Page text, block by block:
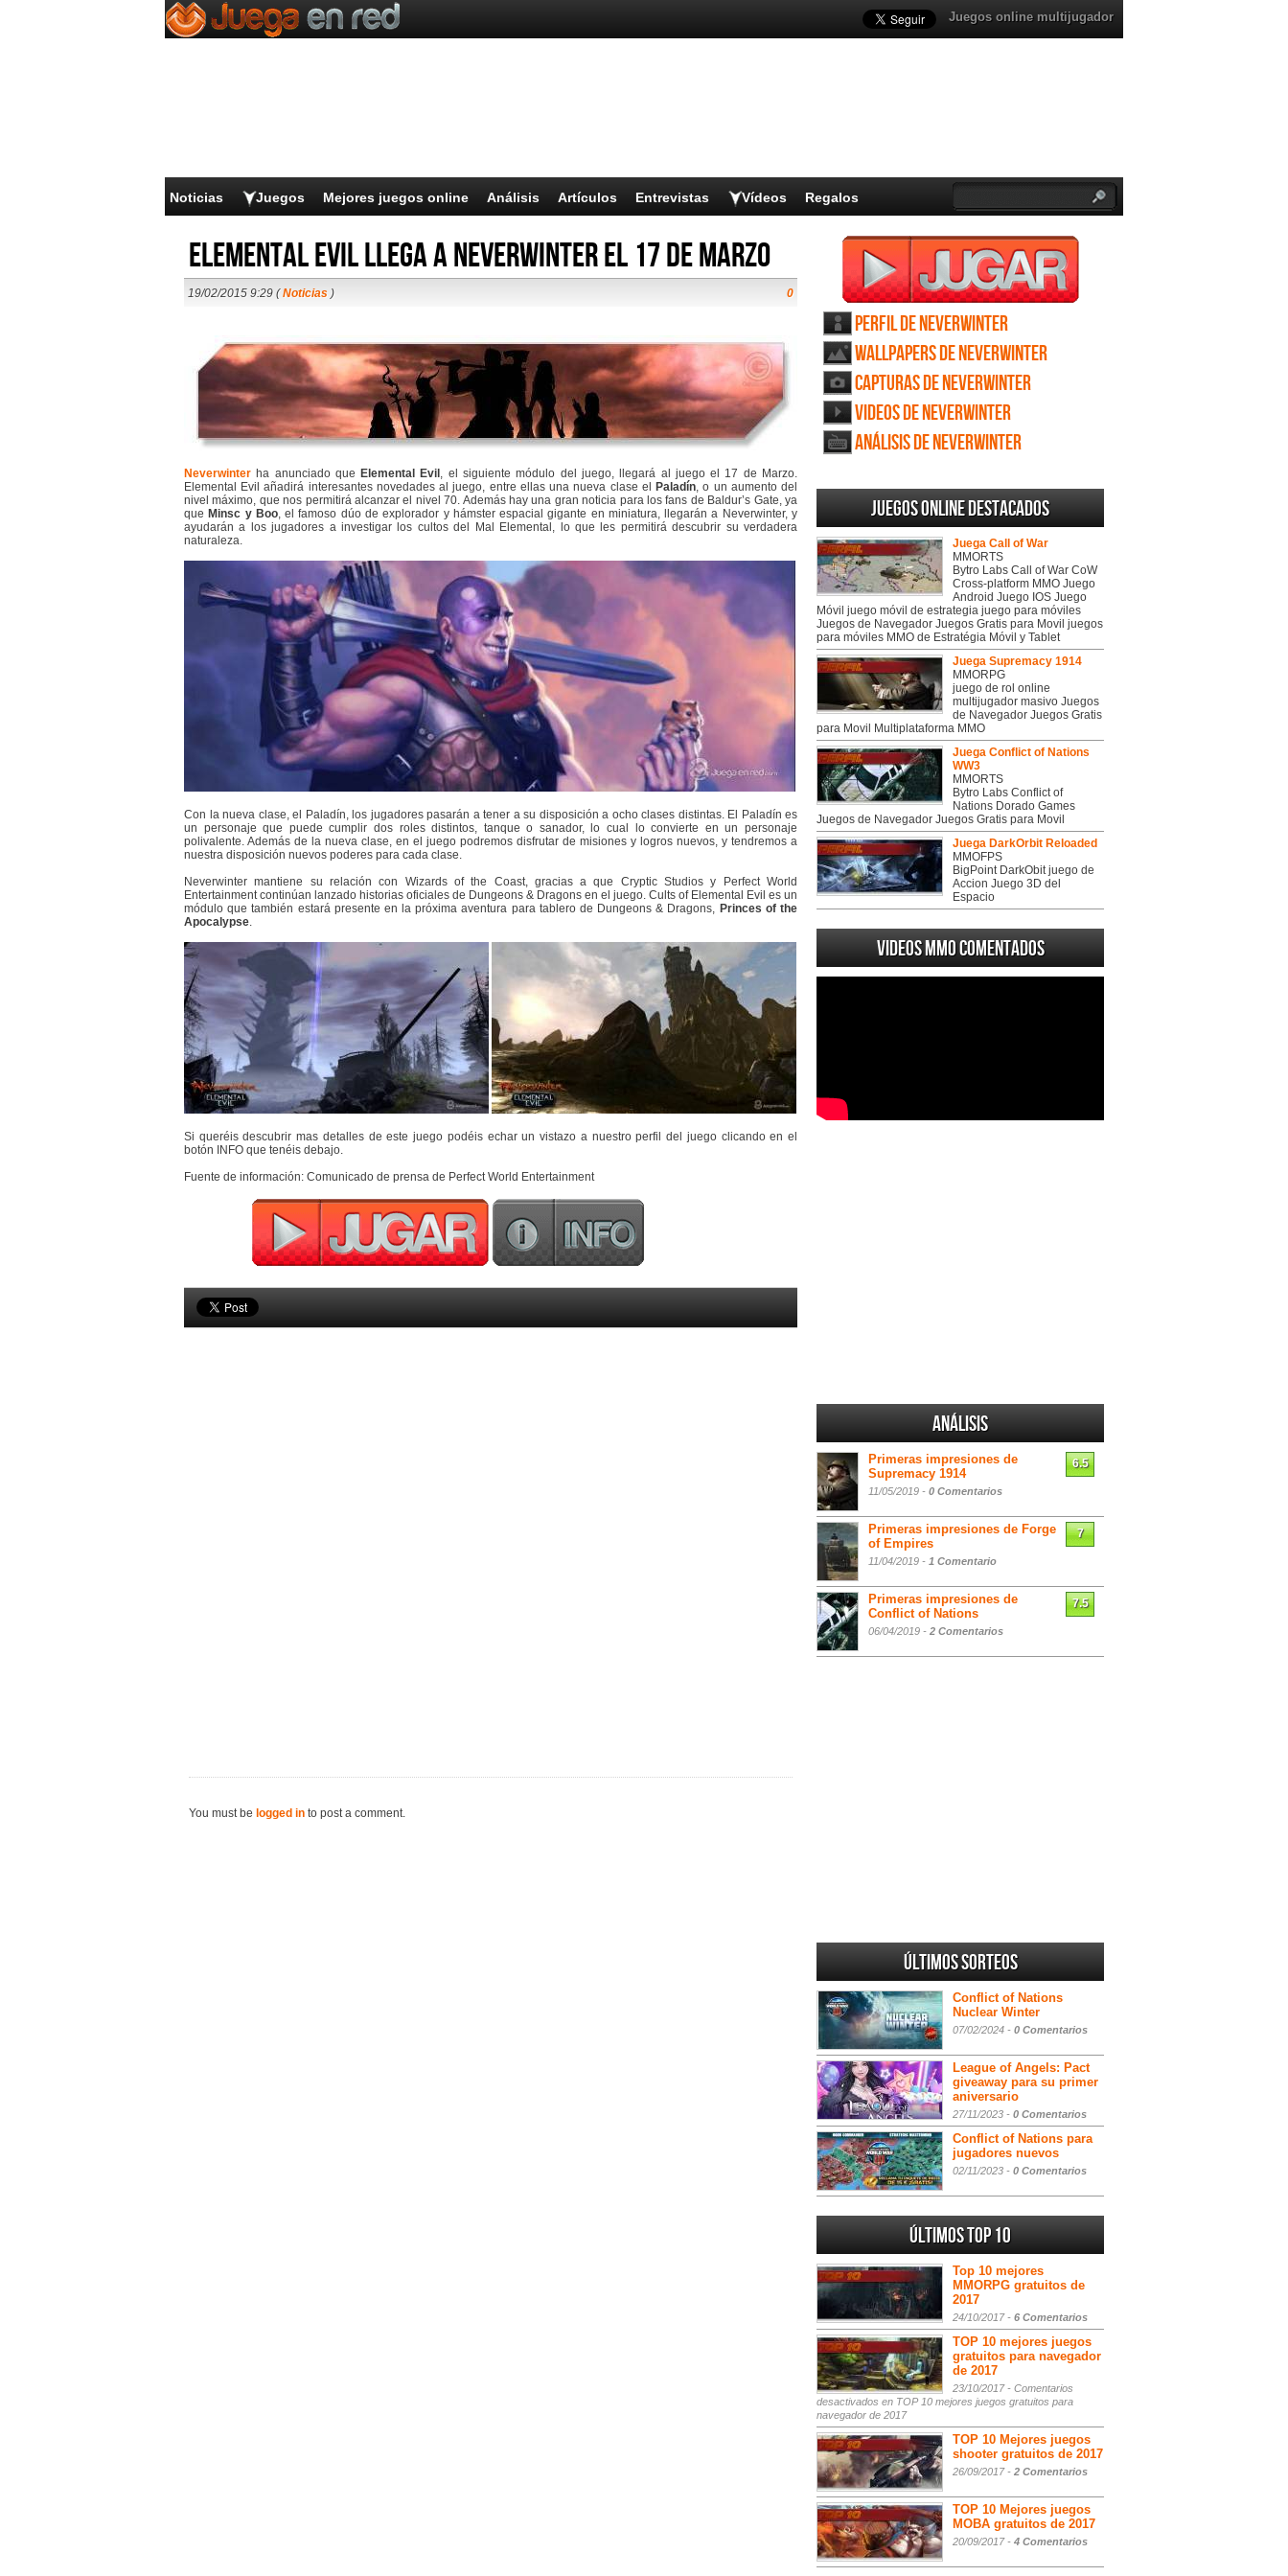
Juegos online multijugador
Noticias Juegos Mejores juegos online Análisis Artículos Entrevistas Vídeos Regalos
Elemental Evil llega a Neverwinter el 17 de Marzo
19/02/2015 9:29 (Noticias ) 0
Neverwinter ha anunciado que Elemental Evil , el siguiente módulo del juego, llegará al juego el 17 de Marzo.
Elemental Evil añadirá interesantes novedades al juego, entre ellas una nueva clase el
Paladín, o un aumento del
nivel máximo, que nos permitirá alcanzar el nivel 70. Además hay una gran noticia para los fans de Baldur’s Gate, ya
que Minsc y Boo, el famoso dúo de explorador y hámster espacial gigante en miniatura, llegarán a Neverwinter, y
ayudarán a los jugadores a investigar los cultos del Mal Elemental, lo que les permitirá descubrir su verdadera
naturaleza.
Con la nueva clase, el Paladín, los jugadores pasarán a tener a su disposición a ocho clases distintas. El Paladín es
un personaje que puede cumplir dos roles distintos, tanque o sanador, lo cual lo convierte en un personaje
polivalente. Además de la nueva clase, en el juego podremos disfrutar de misiones y logros nuevos, y tendremos a
nuestra disposición nuevos poderes para cada clase.
Neverwinter mantiene su relación con Wizards of the Coast, gracias a que Cryptic Studios y Perfect World
Entertainment continúan lanzado historias oficiales de Dungeons & Dragons en el juego. Cults of Elemental Evil es un
módulo que también estará presente en la próxima aventura para tablero de Dungeons & Dragons, Princes of the
Apocalypse.
Si queréis descubrir mas detalles de este juego podéis echar un vistazo a nuestro perfil del juego clicando en el
botón INFO que tenéis debajo.
Fuente de información: Comunicado de prensa de Perfect World Entertainment
You must be logged in to post a comment.
Perfil de Neverwinter
Wallpapers de Neverwinter
Capturas de Neverwinter
Videos de Neverwinter
Análisis de Neverwinter
Juegos online destacados
Juega Call of War
MMORTS
Bytro Labs Call of War CoW
Cross-platform MMO Juego
Android Juego IOS Juego
Móvil juego móvil de estrategia juego para móviles
Juegos de Navegador Juegos Gratis para Movil juegos
para móviles MMO de Estratégia Móvil y Tablet
Juega Supremacy 1914
MMORPG
juego de rol online
multijugador masivo Juegos
de Navegador Juegos Gratis
para Movil Multiplataforma MMO
Juega Conflict of Nations
WW3
MMORTS
Bytro Labs Conflict of
Nations Dorado Games
Juegos de Navegador Juegos Gratis para Movil
Juega DarkOrbit Reloaded
MMOFPS
BigPoint DarkObit juego de
Accion Juego 3D del
Espacio
Videos MMO Comentados
Análisis
Primeras impresiones de
Supremacy 1914
11/05/2019 - 0 Comentarios
6.5
Primeras impresiones de Forge
of Empires
11/04/2019 - 1 Comentario
7
Primeras impresiones de
Conflict of Nations
06/04/2019 - 2 Comentarios
7.5
Últimos sorteos
Conflict of Nations
Nuclear Winter
07/02/2024 - 0 Comentarios
League of Angels: Pact
giveaway para su primer
aniversario
27/11/2023 - 0 Comentarios
Conflict of Nations para
jugadores nuevos
02/11/2023 - 0 Comentarios
Últimos Top 10
Top 10 mejores
MMORPG gratuitos de
2017
24/10/2017 - 6 Comentarios
TOP 10 mejores juegos
gratuitos para navegador
de 2017
23/10/2017 - Comentarios
desactivados en TOP 10 mejores juegos gratuitos para
navegador de 2017
TOP 10 Mejores juegos
shooter gratuitos de 2017
26/09/2017 - 2 Comentarios
TOP 10 Mejores juegos
MOBA gratuitos de 2017
20/09/2017 - 4 Comentarios